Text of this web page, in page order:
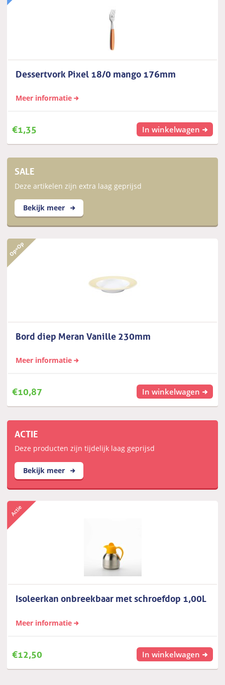
Dessertvork Pixel 18/0 mango 176mm
Meer informatie
€1,35 In winkelwagen
SALE
Deze artikelen zijn extra laag geprijsd
Bekijk meer
Bord diep Meran Vanille 230mm
Meer informatie
€10,87 In winkelwagen
ACTIE
Deze producten zijn tijdelijk laag geprijsd
Bekijk meer
Isoleerkan onbreekbaar met schroefdop 1,00L
Meer informatie
€12,50 In winkelwagen